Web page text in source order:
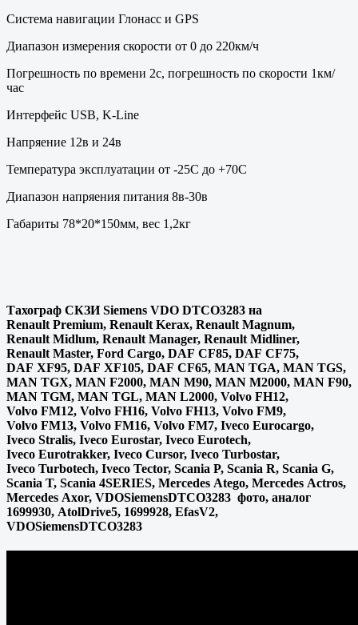
Система навигации Глонасс и GPS
Диапазон измерения скорости от 0 до 220км/ч
Погрешность по времени 2с, погрешность по скорости 1км/
час
Интерфейс USB, K-Line
Напряение 12в и 24в
Температура эксплуатации от -25С до +70С
Диапазон напряения питания 8в-30в
Габариты 78*20*150мм, вес 1,2кг
Тахограф СКЗИ Siemens VDO DTCO3283 на
Renault Premium, Renault Kerax, Renault Magnum,
Renault Midlum, Renault Manager, Renault Midliner,
Renault Master, Ford Cargo, DAF CF85, DAF CF75,
DAF XF95, DAF XF105, DAF CF65, MAN TGA, MAN TGS,
MAN TGX, MAN F2000, MAN M90, MAN M2000, MAN F90,
MAN TGM, MAN TGL, MAN L2000, Volvo FH12,
Volvo FM12, Volvo FH16, Volvo FH13, Volvo FM9,
Volvo FM13, Volvo FM16, Volvo FM7, Iveco Eurocargo,
Iveco Stralis, Iveco Eurostar, Iveco Eurotech,
Iveco Eurotrakker, Iveco Cursor, Iveco Turbostar,
Iveco Turbotech, Iveco Tector, Scania P, Scania R, Scania G,
Scania T, Scania 4SERIES, Mercedes Atego, Mercedes Actros,
Mercedes Axor, VDOSiemensDTCO3283 фото, аналог
1699930, AtolDrive5, 1699928, EfasV2,
VDOSiemensDTCO3283